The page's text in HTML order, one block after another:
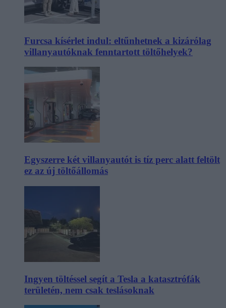
Furcsa kísérlet indul: eltűnhetnek a kizárólag
villanyautóknak fenntartott töltőhelyek?
Egyszerre két villanyautót is tíz perc alatt feltölt
ez az új töltőállomás
Ingyen töltéssel segít a Tesla a katasztrófák
területén, nem csak teslásoknak